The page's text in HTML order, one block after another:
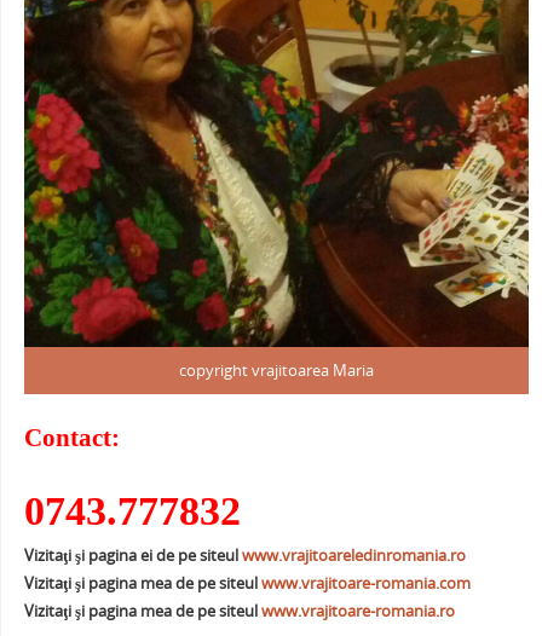
copyright vrajitoarea Maria
Contact:
0743.777832
Vizitaţi şi pagina ei de pe siteulwww.vrajitoareledinromania.ro
Vizitaţi şi pagina mea de pe siteulwww.vrajitoare-romania.com
Vizitaţi şi pagina mea de pe siteulwww.vrajitoare-romania.ro